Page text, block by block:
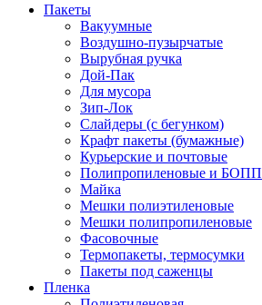
Пакеты
Вакуумные
Воздушно-пузырчатые
Вырубная ручка
Дой-Пак
Для мусора
Зип-Лок
Слайдеры (с бегунком)
Крафт пакеты (бумажные)
Курьерские и почтовые
Полипропиленовые и БОПП
Майка
Мешки полиэтиленовые
Мешки полипропиленовые
Фасовочные
Термопакеты, термосумки
Пакеты под саженцы
Пленка